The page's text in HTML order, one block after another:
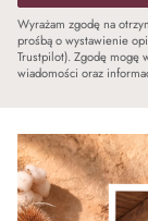
Wyrażam zgodę na
prośbą o wystawienie
Trustpilot). Zgodę mogę
wiadomości oraz